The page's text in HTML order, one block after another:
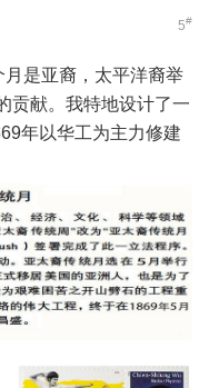
5#
月是亚裔，太平洋裔举
贡献。我特地设计了一
年以华工为主力修建